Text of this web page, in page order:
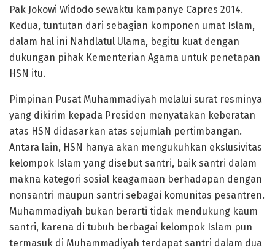
Pak Jokowi Widodo sewaktu kampanye Capres 2014.
Kedua, tuntutan dari sebagian komponen umat Islam,
dalam hal ini Nahdlatul Ulama, begitu kuat dengan
dukungan pihak Kementerian Agama untuk penetapan
HSN itu.
Pimpinan Pusat Muhammadiyah melalui surat resminya
yang dikirim kepada Presiden menyatakan keberatan
atas HSN didasarkan atas sejumlah pertimbangan.
Antara lain, HSN hanya akan mengukuhkan ekslusivitas
kelompok Islam yang disebut santri, baik santri dalam
makna kategori sosial keagamaan berhadapan dengan
nonsantri maupun santri sebagai komunitas pesantren.
Muhammadiyah bukan berarti tidak mendukung kaum
santri, karena di tubuh berbagai kelompok Islam pun
termasuk di Muhammadiyah terdapat santri dalam dua